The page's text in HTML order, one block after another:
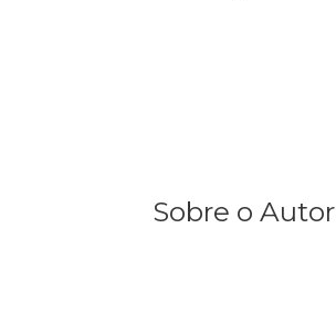
Sobre o Autor